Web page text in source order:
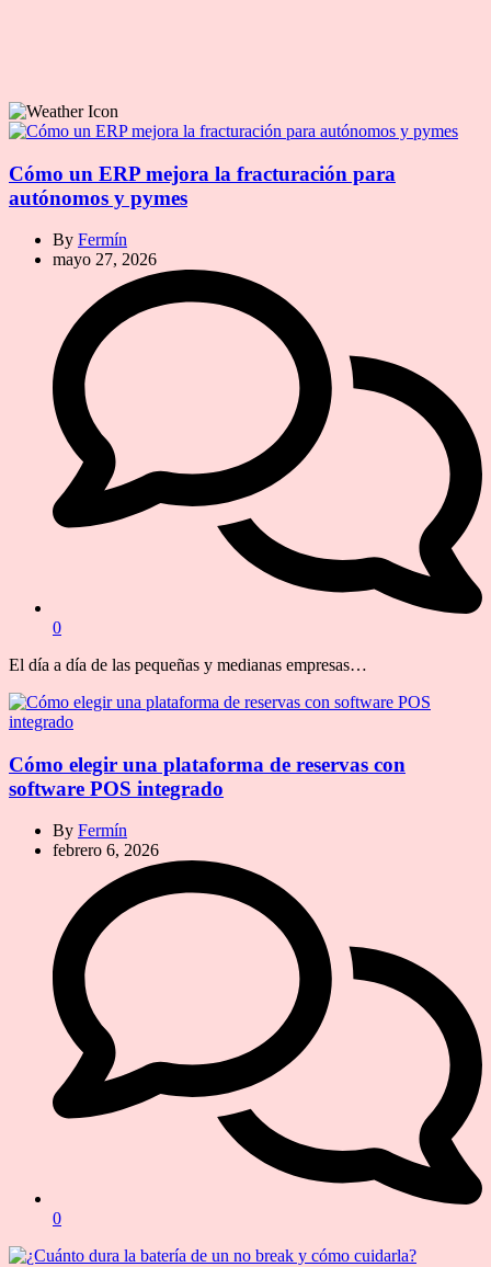
Cómo un ERP mejora la fracturación para
autónomos y pymes
By Fermín
mayo 27, 2026
0
El día a día de las pequeñas y medianas empresas…
Cómo elegir una plataforma de reservas con
software POS integrado
By Fermín
febrero 6, 2026
0